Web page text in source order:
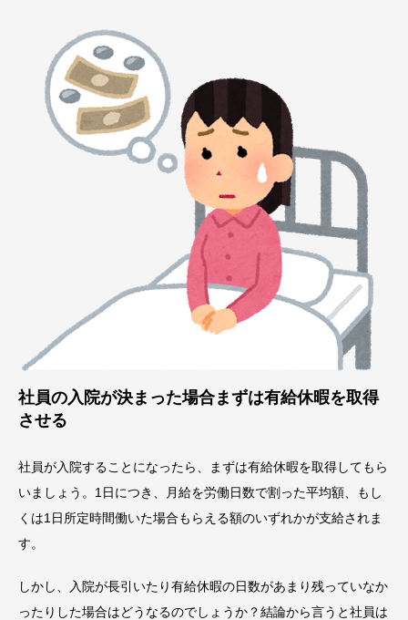
社員の入院が決まった場合まずは有給休暇を取得
させる
社員が入院することになったら、まずは有給休暇を取得してもら
いましょう。1日につき、月給を労働日数で割った平均額、もし
くは1日所定時間働いた場合もらえる額のいずれかが支給されま
す。
しかし、入院が長引いたり有給休暇の日数があまり残っていなか
ったりした場合はどうなるのでしょうか？結論から言うと社員は